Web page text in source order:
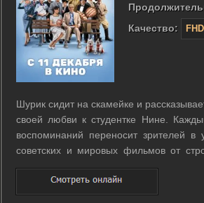
Качество:
Шурик сидит на скамейке и
своей любви к студентке Нине.
воспоминаний переносит зрителей в
советских и мировых фильмов от
студенческих общежитий до
горах. По дороге он встречает
кино и звезд эстрады, а ...